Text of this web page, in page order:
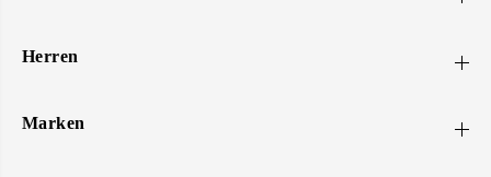
Herren
Marken